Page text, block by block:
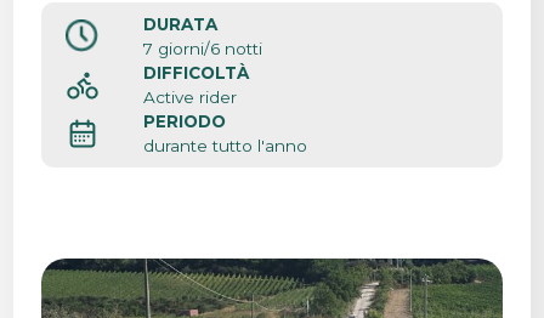
leggendario paesaggio toscano.
DURATA
7 giorni/6 notti
DIFFICOLTÀ
Active rider
PERIODO
durante tutto l'anno